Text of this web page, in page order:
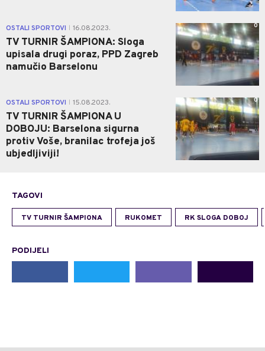
OSTALI SPORTOVI 16.08.2023.
TV TURNIR ŠAMPIONA: Sloga
upisala drugi poraz, PPD Zagreb
namučio Barselonu
0
OSTALI SPORTOVI 15.08.2023.
TV TURNIR ŠAMPIONA U
DOBOJU: Barselona sigurna
protiv Voše, branilac trofeja još
ubjedljiviji!
0
TAGOVI
TV TURNIR ŠAMPIONA RUKOMET RK SLOGA DOBOJ
PODIJELI